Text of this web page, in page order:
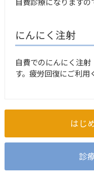
にんにく注射
自費でのにんにく注
す。疲労回復にご利用